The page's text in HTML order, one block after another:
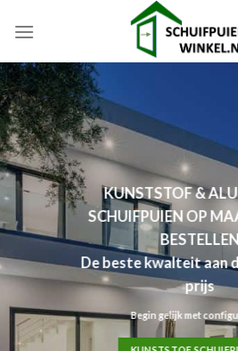
KUNSTSTOF &
SCHUIFPUIEN OP
De beste kwalteit aan
prijs
Begin gelijk met